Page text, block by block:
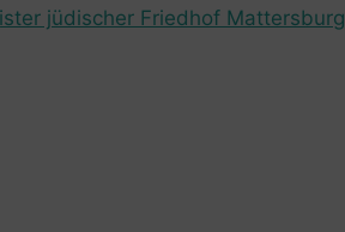
jüdischer Friedhof Mattersburg